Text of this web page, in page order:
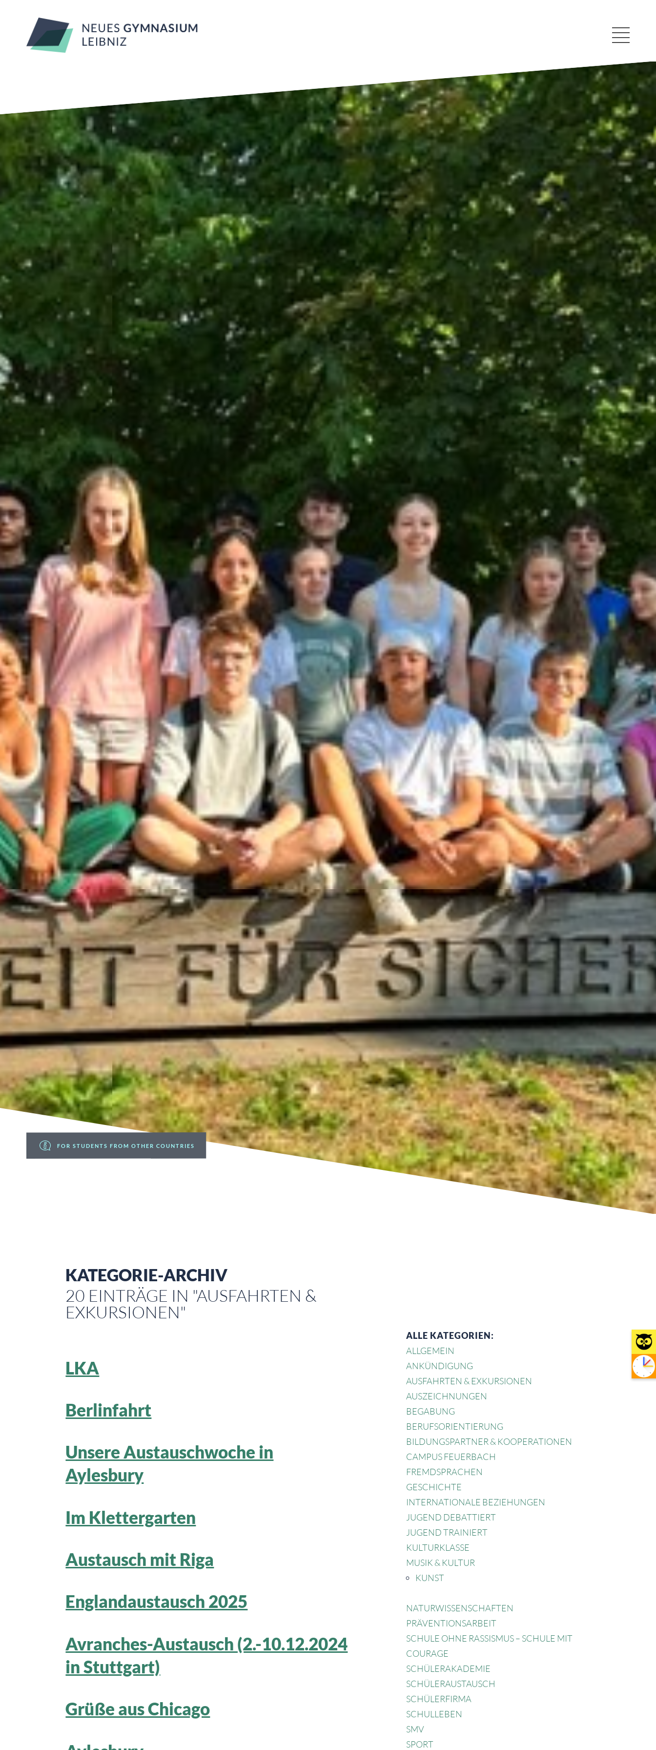
FOR STUDENTS FROM OTHER COUNTRIES
KATEGORIE-ARCHIV
20 EINTRÄGE IN "AUSFAHRTEN &
EXKURSIONEN"
LKA
Berlinfahrt
Unsere Austauschwoche in
Aylesbury
Im Klettergarten
Austausch mit Riga
Englandaustausch 2025
Avranches-Austausch (2.-10.12.2024
in Stuttgart)
Grüße aus Chicago
ALLE KATEGORIEN:
ALLGEMEIN
ANKÜNDIGUNG
AUSFAHRTEN & EXKURSIONEN
AUSZEICHNUNGEN
BEGABUNG
BERUFSORIENTIERUNG
BILDUNGSPARTNER & KOOPERATIONEN
CAMPUS FEUERBACH
FREMDSPRACHEN
GESCHICHTE
INTERNATIONALE BEZIEHUNGEN
JUGEND DEBATTIERT
JUGEND TRAINIERT
KULTURKLASSE
MUSIK & KULTUR
KUNST
NATURWISSENSCHAFTEN
PRÄVENTIONSARBEIT
SCHULE OHNE RASSISMUS – SCHULE MIT
COURAGE
SCHÜLERAKADEMIE
SCHÜLERAUSTAUSCH
SCHÜLERFIRMA
SCHULLEBEN
SMV
SPORT